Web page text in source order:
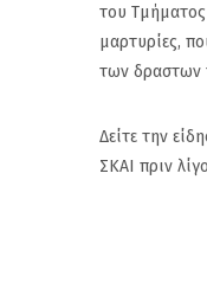
του
μαρτυρίες,
των δραστων
Δείτε την
ΣΚΑΙ πριν